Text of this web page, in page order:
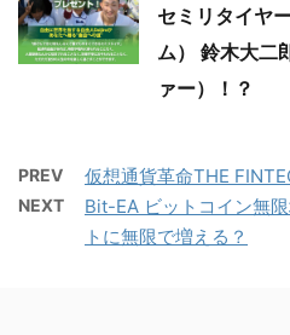
セミリタイヤ
ム） 鈴木大
ァー）！？
PREV 仮想通貨革命THE
NEXT
Bit-EA ビットコイン無
トに無限で増える？